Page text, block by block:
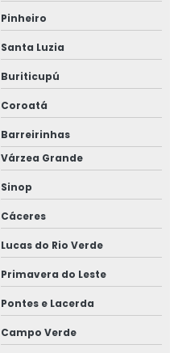
Pinheiro
Santa Luzia
Buriticupú
Coroatá
Barreirinhas
Várzea Grande
Sinop
Cáceres
Lucas do Rio Verde
Primavera do Leste
Pontes e Lacerda
Campo Verde